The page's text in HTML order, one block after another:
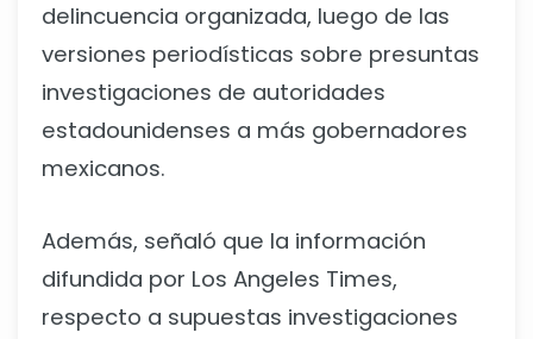
delincuencia organizada, luego de las
versiones periodísticas sobre presuntas
investigaciones de autoridades
estadounidenses a más gobernadores
mexicanos.
Además, señaló que la información
difundida por Los Angeles Times,
respecto a supuestas investigaciones